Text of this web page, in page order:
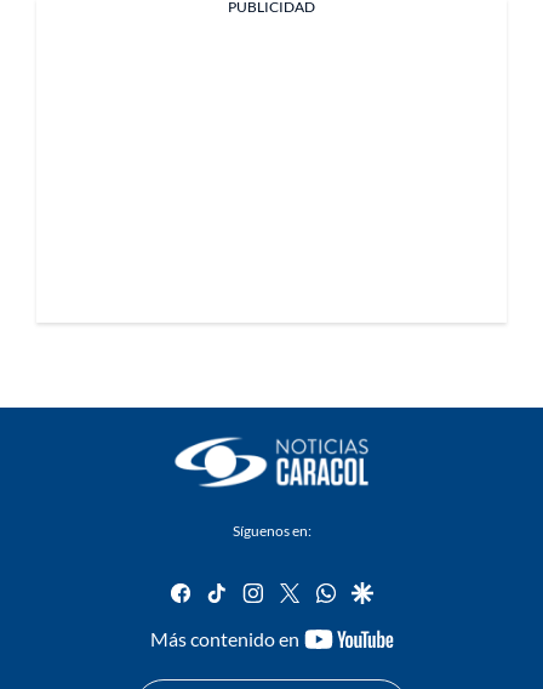
PUBLICIDAD
Síguenos en:
facebook
tiktok instagram
twitterwhatsapp
google
Más contenido en
youtube-